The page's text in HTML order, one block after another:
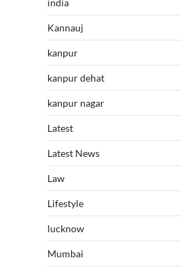
india
Kannauj
kanpur
kanpur dehat
kanpur nagar
Latest
Latest News
Law
Lifestyle
lucknow
Mumbai